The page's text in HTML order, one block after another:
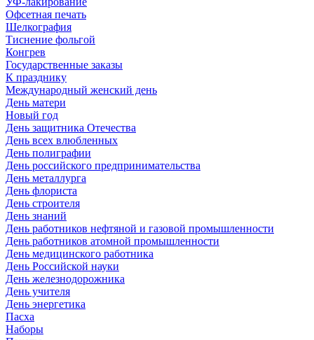
Офсетная печать
Шелкография
Тиснение фольгой
Конгрев
Государственные заказы
К празднику
Международный женский день
День матери
Новый год
День защитника Отечества
День всех влюбленных
День полиграфии
День российского предпринимательства
День металлурга
День флориста
День строителя
День знаний
День работников нефтяной и газовой промышленности
День работников атомной промышленности
День медицинского работника
День Российской науки
День железнодорожника
День учителя
День энергетика
Пасха
Наборы